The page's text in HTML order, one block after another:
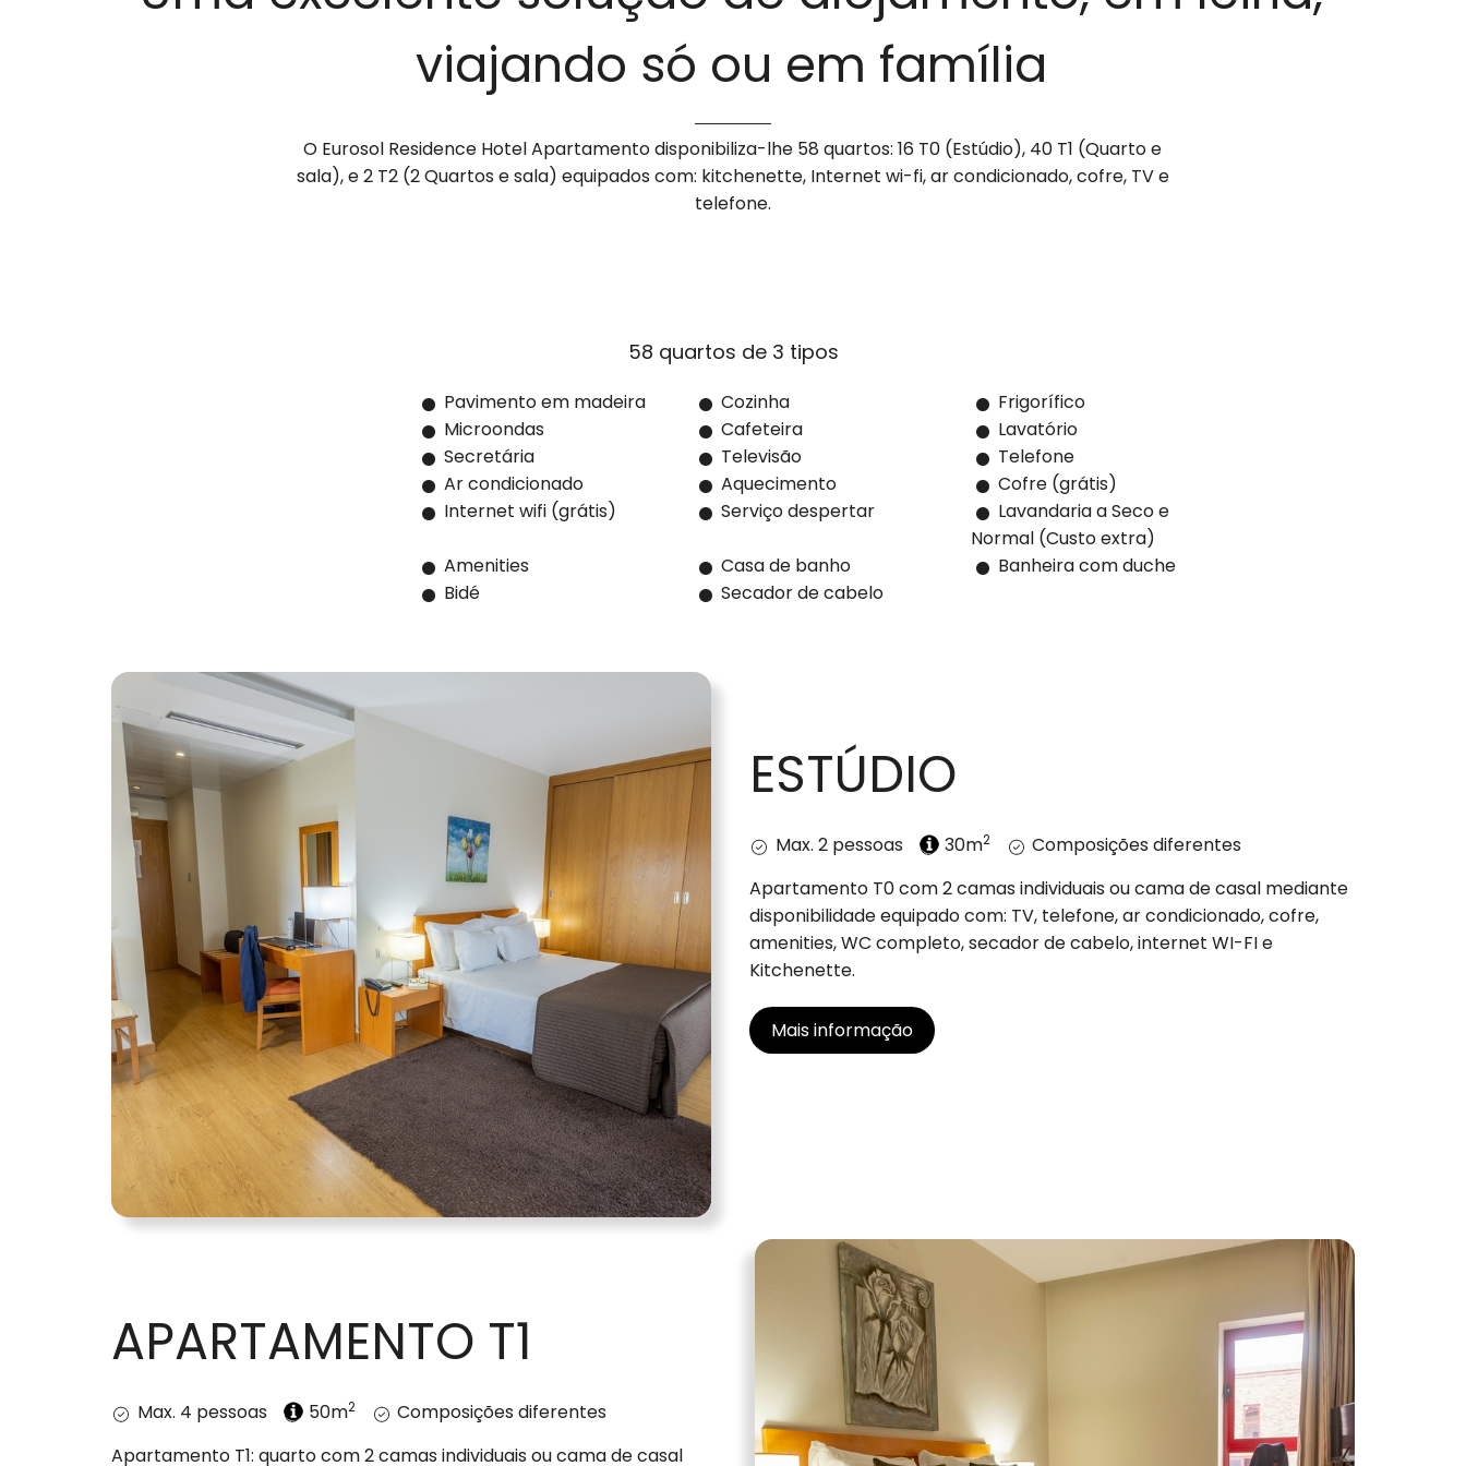
viajando só ou em família
O Eurosol Residence Hotel Apartamento disponibiliza-lhe 58 quartos: 16 T0 (Estúdio), 40 T1 (Quarto e
sala), e 2 T2 (2 Quartos e sala) equipados com: kitchenette, Internet wi-fi, ar condicionado, cofre, TV e
telefone.
Pavimento em madeira Cozinha
Frigorífico
Microondas
Cafeteira
Lavatório
Secretária
Televisão
Telefone
Ar condicionado
Aquecimento
Cofre (grátis)
Internet wifi (grátis)
Serviço despertar
Lavandaria a Seco e
Normal (Custo extra)
Amenities
Casa de banho
Banheira com duche
Bidé
Secador de cabelo
ESTÚDIO
Max. 2 pessoas 30m2
Composições diferentes
Apartamento T0 com 2 camas individuais ou cama de casal mediante
disponibilidade equipado com: TV, telefone, ar condicionado, cofre,
amenities, WC completo, secador de cabelo, internet WI-FI e
Kitchenette.
Mais informação
APARTAMENTO T1
Max. 4 pessoas 50m2
Composições diferentes
Apartamento T1: quarto com 2 camas individuais ou cama de casal